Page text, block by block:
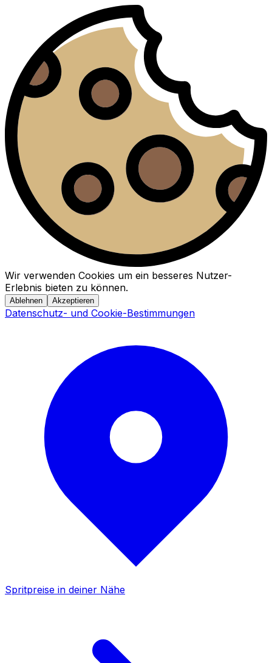
Wir verwenden Cookies um ein besseres Nutzer-
Erlebnis bieten zu können.
Ablehnen Akzeptieren
Datenschutz- und Cookie-Bestimmungen
Spritpreise in deiner Nähe